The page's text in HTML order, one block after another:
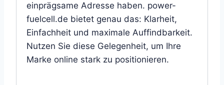
einprägsame Adresse haben. power-
fuelcell.de bietet genau das: Klarheit,
Einfachheit und maximale Auffindbarkeit.
Nutzen Sie diese Gelegenheit, um Ihre
Marke online stark zu positionieren.